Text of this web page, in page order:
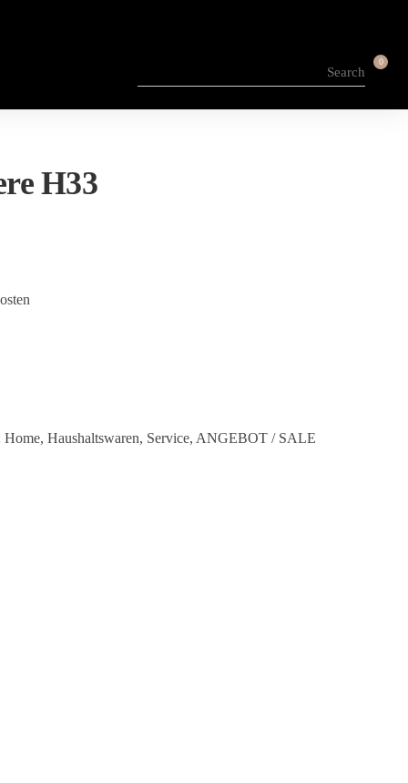
0
H33
Home, Haushaltswaren, Service, ANGEBOT / SALE